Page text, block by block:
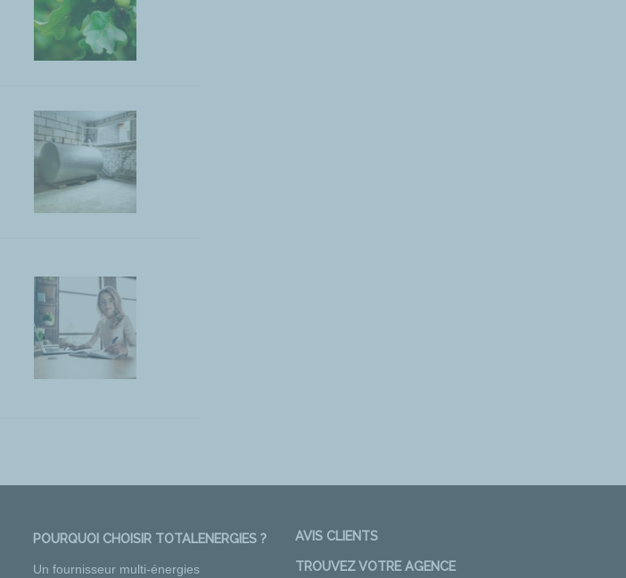
POURQUOI CHOISIR TOTALENERGIES ?
Un fournisseur multi-énergies
AVIS CLIENTS
TROUVEZ VOTRE AGENCE